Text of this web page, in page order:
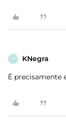
K KNegra
É precisamente